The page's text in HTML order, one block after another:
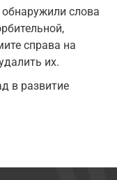
слова
справа на
их.
в развитие